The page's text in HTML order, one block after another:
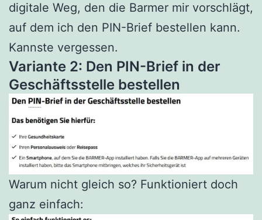
digitale Weg, den die Barmer mir vorschlägt,
auf dem ich den PIN-Brief bestellen kann.
Kannste vergessen.
Variante 2: Den PIN-Brief in der
Geschäftsstelle bestellen
Warum nicht gleich so? Funktioniert doch
ganz einfach: